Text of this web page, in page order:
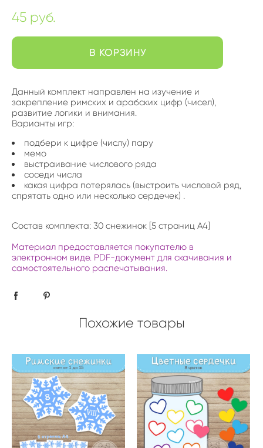
45 pуб.
В КОРЗИНУ
Данный комплект направлен на изучение и
закрепление римских и арабских цифр (чисел),
развитие логики и внимания.
Варианты игр:
подбери к цифре (числу) пару
мемо
выстраивание числового ряда
соседи числа
какая цифра потерялась (выстроить числовой ряд,
спрятать одно или несколько сердечек) .
Состав комплекта: 30 снежинок [5 страниц А4]
Материал предоставляется покупателю в
электронном виде. PDF-документ для скачивания и
самостоятельного распечатывания.
Похожие товары